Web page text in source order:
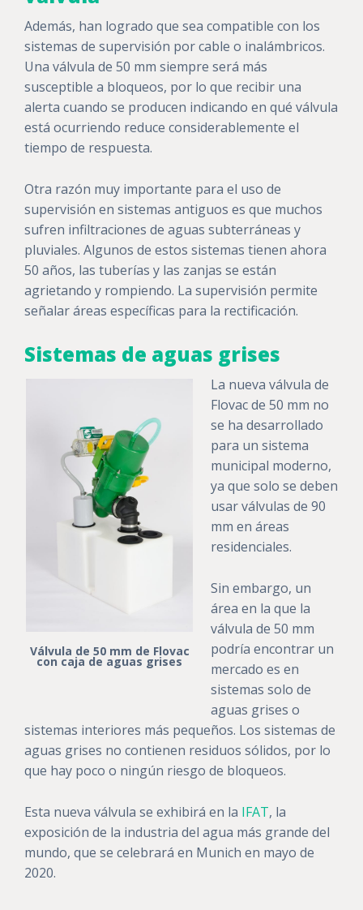
Además, han logrado que sea compatible con los
sistemas de supervisión por cable o inalámbricos.
Una válvula de 50 mm siempre será más
susceptible a bloqueos, por lo que recibir una
alerta cuando se producen indicando en qué válvula
está ocurriendo reduce considerablemente el
tiempo de respuesta.
Otra razón muy importante para el uso de
supervisión en sistemas antiguos es que muchos
sufren infiltraciones de aguas subterráneas y
pluviales. Algunos de estos sistemas tienen ahora
50 años, las tuberías y las zanjas se están
agrietando y rompiendo. La supervisión permite
señalar áreas específicas para la rectificación.
Sistemas de aguas grises
Válvula de 50 mm de Flovac
con caja de aguas grises
La nueva válvula de
Flovac de 50 mm no
se ha desarrollado
para un sistema
municipal moderno,
ya que solo se deben
usar válvulas de 90
mm en áreas
residenciales.
Sin embargo, un
área en la que la
válvula de 50 mm
podría encontrar un
mercado es en
sistemas solo de
aguas grises o
sistemas interiores más pequeños. Los sistemas de
aguas grises no contienen residuos sólidos, por lo
que hay poco o ningún riesgo de bloqueos.
Esta nueva válvula se exhibirá en la IFAT, la
exposición de la industria del agua más grande del
mundo, que se celebrará en Munich en mayo de
2020.